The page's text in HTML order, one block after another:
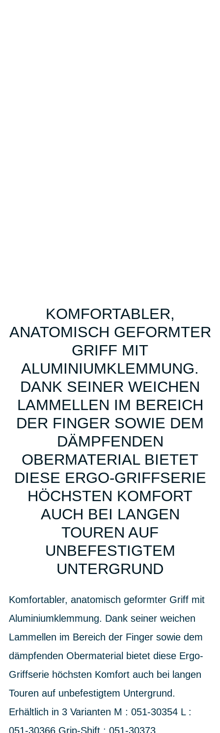
KOMFORTABLER,
ANATOMISCH GEFORMTER
GRIFF MIT
ALUMINIUMKLEMMUNG.
DANK SEINER WEICHEN
LAMMELLEN IM BEREICH
DER FINGER SOWIE DEM
DÄMPFENDEN
OBERMATERIAL BIETET
DIESE ERGO-GRIFFSERIE
HÖCHSTEN KOMFORT
AUCH BEI LANGEN
TOUREN AUF
UNBEFESTIGTEM
UNTERGRUND
Komfortabler, anatomisch geformter Griff mit
Aluminiumklemmung. Dank seiner weichen
Lammellen im Bereich der Finger sowie dem
dämpfenden Obermaterial bietet diese Ergo-
Griffserie höchsten Komfort auch bei langen
Touren auf unbefestigtem Untergrund.
Erhältlich in 3 Varianten M : 051-30354 L :
051-30366 Grip-Shift : 051-30373